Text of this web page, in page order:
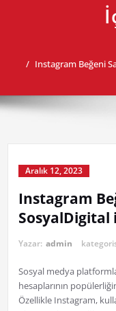
Instagram Beğeni
Aralık 12, 2023
Instagram
Yazar: admin
Sosyal medya
hesaplarının
Özellikle Instagram,